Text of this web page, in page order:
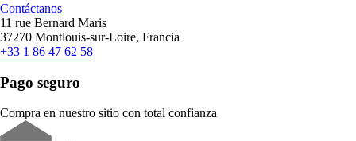
Contáctanos
11 rue Bernard Maris
37270 Montlouis-sur-Loire, Francia
+33 1 86 47 62 58
Pago seguro
Compra en nuestro sitio con total confianza